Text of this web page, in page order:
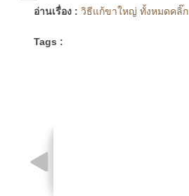
อ่านเรื่อง : วิธีแก้ขาใหญ่ ทั้งหมดคลิ๊ก
Tags :